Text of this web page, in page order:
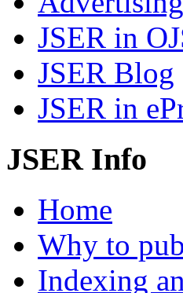
JSER in
JSER Blog
JSER in
JSER Info
Home
Why to
Indexing